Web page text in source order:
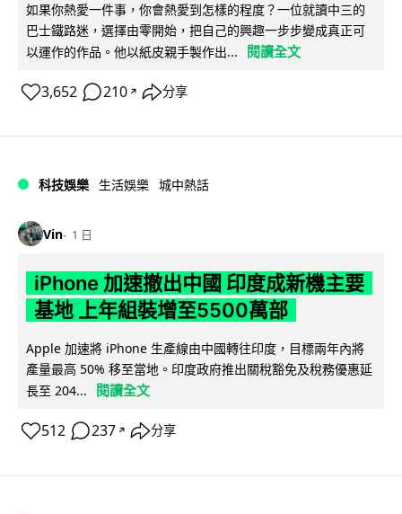
如果你熱愛一件事，你會熱愛到怎樣的程度？一位就讀中三的
巴士鐵路迷，選擇由零開始，把自己的興趣一步步變成真正可
以運作的作品。他以紙皮親手製作出...
閱讀全文
3,652 210 ↗ 分享
科技娛樂 生活娛樂 城中熱話
Vin 1 日
iPhone 加速撤出中國 印度成新機主要
基地 上年組裝增至5500萬部
Apple 加速將 iPhone 生產線由中國轉往印度，目標兩年內將
產量最高 50% 移至當地。印度政府推出關稅豁免及稅務優惠延
長至 204...
閱讀全文
512 237 ↗ 分享